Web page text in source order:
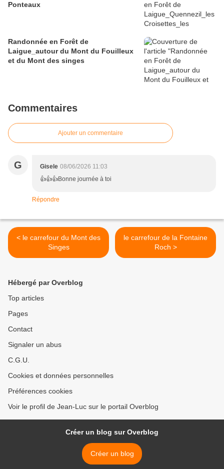
Ponteaux
Randonnée en Forêt de
Laigue_autour du Mont du Fouilleux
et du Mont des singes
Commentaires
Ajouter un commentaire
G Gisele 08/06/2026 11:03
👍👍👍Bonne journée à toi
Répondre
< le carrefour du Mont des
Singes
le carrefour de la Fontaine
Roch >
Hébergé par Overblog
Top articles
Pages
Contact
Signaler un abus
C.G.U.
Cookies et données personnelles
Préférences cookies
Voir le profil de Jean-Luc sur le portail Overblog
Créer un blog sur Overblog
Créer un blog